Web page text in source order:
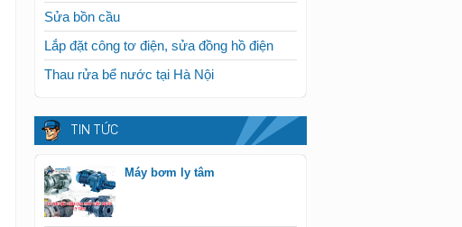
Sửa bồn cầu
Lắp đặt công tơ điện, sửa đồng hồ điện
Thau rửa bể nước tại Hà Nội
TIN TỨC
Máy bơm ly tâm